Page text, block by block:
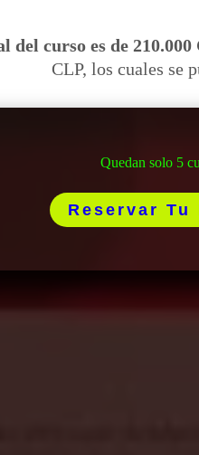
del curso es de
CLP, los cuales se
Quedan solo 5
Reservar Tu